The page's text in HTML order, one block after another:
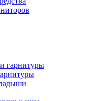
гарнитуры